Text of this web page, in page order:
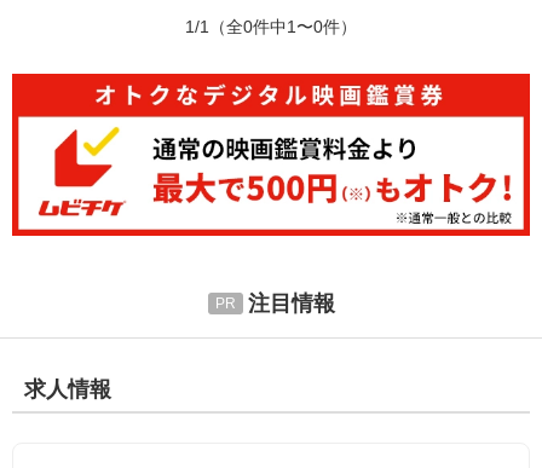
1/1 （全0件中1〜0件）
注目情報
求人情報